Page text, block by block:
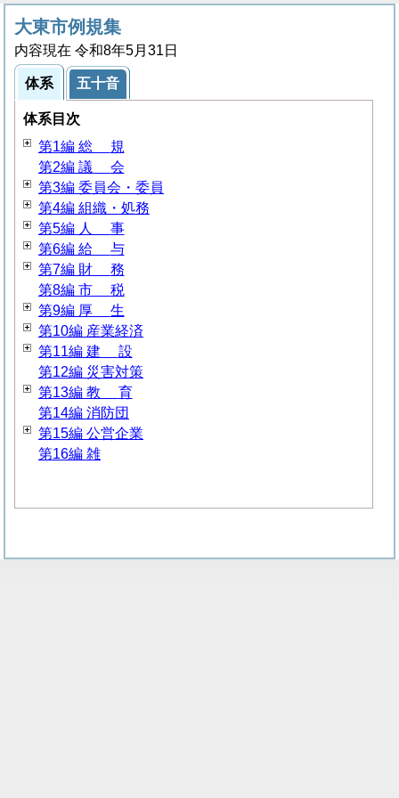
大東市例規集
内容現在 令和8年5月31日
体系 五十音
体系目次
第1編 総 規
第2編 議 会
第3編 委員会・委員
第4編 組織・処務
第5編 人 事
第6編 給 与
第7編 財 務
第8編 市 税
第9編 厚 生
第10編 産業経済
第11編 建 設
第12編 災害対策
第13編 教 育
第14編 消防団
第15編 公営企業
第16編 雑